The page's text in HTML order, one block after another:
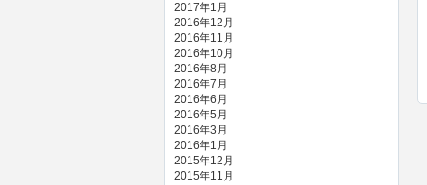
2017年1月
2016年12月
2016年11月
2016年10月
2016年8月
2016年7月
2016年6月
2016年5月
2016年3月
2016年1月
2015年12月
2015年11月